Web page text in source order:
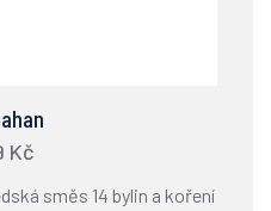
Kč
směs 14 bylin a koření